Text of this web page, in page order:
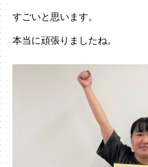
すごいと思います。
本当に頑張りましたね。